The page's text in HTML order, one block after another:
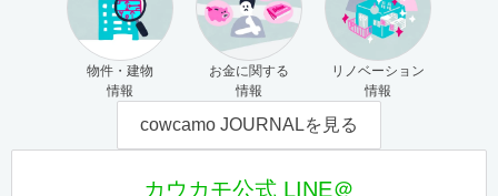
物件・建物
情報
お金に関する
情報
リノベーション
情報
cowcamo JOURNALを見る
カウカモ公式 LINE＠